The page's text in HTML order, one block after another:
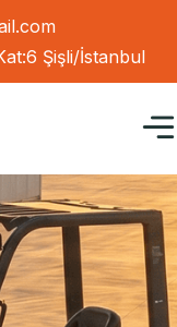
Şişli/İstanbul